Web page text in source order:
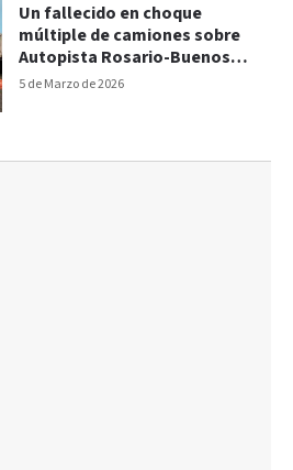
5 de Marzo de 2026
Un fallecido en choque
múltiple de camiones sobre
Autopista Rosario-Buenos
Aires